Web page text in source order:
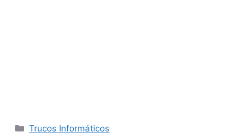
Categorías
Trucos Informáticos